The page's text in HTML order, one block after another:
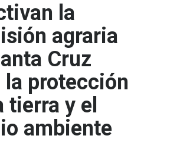
la
agraria
Cruz
la protección
tierra y el
ambiente